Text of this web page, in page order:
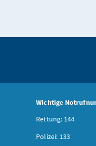
Wichtige
Rettung: 144
Polizei: 133